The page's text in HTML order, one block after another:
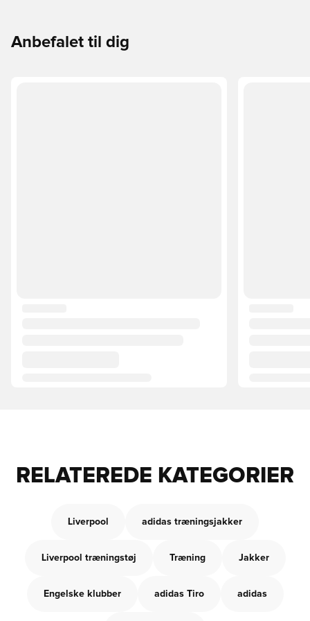
Anbefalet til dig
RELATEREDE KATEGORIER
Liverpool adidas træningsjakker
Liverpool træningstøj Træning Jakker
Engelske klubber adidas Tiro adidas